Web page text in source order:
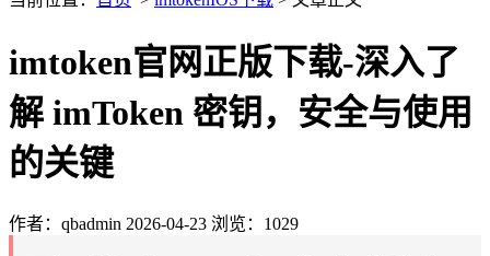
imtoken官网正版下载-深入了
解 imToken 密钥，安全与使用
的关键
作者：qbadmin 2026-04-23 浏览：1029